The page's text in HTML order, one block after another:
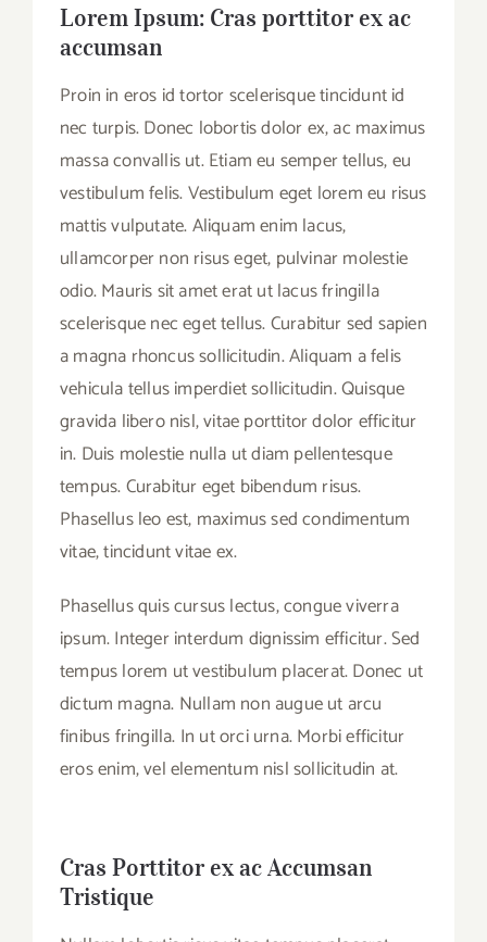
Lorem Ipsum: Cras porttitor ex ac
accumsan
Proin in eros id tortor scelerisque tincidunt id
nec turpis. Donec lobortis dolor ex, ac maximus
massa convallis ut. Etiam eu semper tellus, eu
vestibulum felis. Vestibulum eget lorem eu risus
mattis vulputate. Aliquam enim lacus,
ullamcorper non risus eget, pulvinar molestie
odio. Mauris sit amet erat ut lacus fringilla
scelerisque nec eget tellus. Curabitur sed sapien
a magna rhoncus sollicitudin. Aliquam a felis
vehicula tellus imperdiet sollicitudin. Quisque
gravida libero nisl, vitae porttitor dolor efficitur
in. Duis molestie nulla ut diam pellentesque
tempus. Curabitur eget bibendum risus.
Phasellus leo est, maximus sed condimentum
vitae, tincidunt vitae ex.
Phasellus quis cursus lectus, congue viverra
ipsum. Integer interdum dignissim efficitur. Sed
tempus lorem ut vestibulum placerat. Donec ut
dictum magna. Nullam non augue ut arcu
finibus fringilla. In ut orci urna. Morbi efficitur
eros enim, vel elementum nisl sollicitudin at.
Cras Porttitor ex ac Accumsan
Tristique